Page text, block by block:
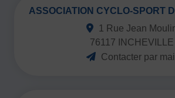
ASSOCIATION CYCLO-SPORT
1 Rue Jean
76117 INCHEVILLE
Contacter par mail